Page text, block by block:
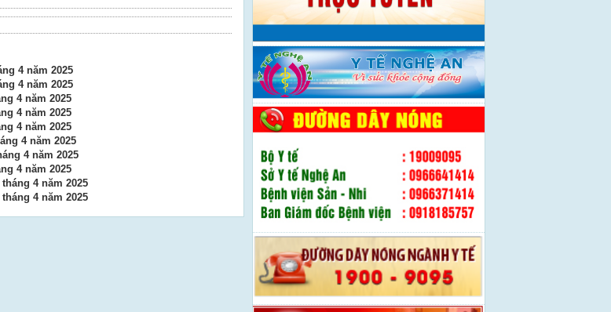
4 năm 2025
4 năm 2025
4 năm 2025
4 năm 2025
4 năm 2025
4 năm 2025
4 năm 2025
4 năm 2025
4 năm 2025
4 năm 2025